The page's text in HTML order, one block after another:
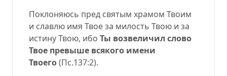
Поклоняюсь пред святым храмом Твоим
и славлю имя Твое за милость Твою и за
истину Твою, ибо Ты возвеличил слово
Твое превыше всякого имени
Твоего(Пс.137:2).